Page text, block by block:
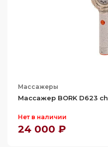
Массажеры
Массажер BORK D623 ch
Нет в наличии
24 000 ₽